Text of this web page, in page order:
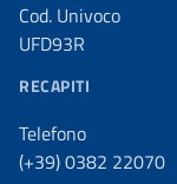
Cod. Univoco
UFD93R
RECAPITI
Telefono
(+39) 0382 22070